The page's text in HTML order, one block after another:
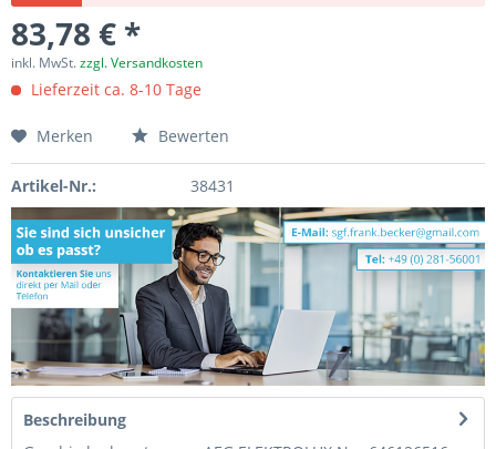
83,78 € *
inkl. MwSt.zzgl. Versandkosten
Lieferzeit ca. 8-10 Tage
Merken Bewerten
Artikel-Nr.: 38431
Beschreibung